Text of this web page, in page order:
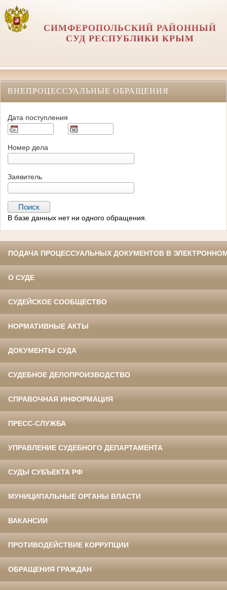
СИМФЕРОПОЛЬСКИЙ РАЙОННЫЙ
СУД РЕСПУБЛИКИ КРЫМ
ВНЕПРОЦЕССУАЛЬНЫЕ ОБРАЩЕНИЯ
Дата поступления
Номер дела
Заявитель
В базе данных нет ни одного обращения.
ПОДАЧА ПРОЦЕССУАЛЬНЫХ ДОКУМЕНТОВ В
О СУДЕ
СУДЕЙСКОЕ СООБЩЕСТВО
НОРМАТИВНЫЕ АКТЫ
ДОКУМЕНТЫ СУДА
СУДЕБНОЕ ДЕЛОПРОИЗВОДСТВО
СПРАВОЧНАЯ ИНФОРМАЦИЯ
ПРЕСС-СЛУЖБА
УПРАВЛЕНИЕ СУДЕБНОГО ДЕПАРТАМЕНТА
СУДЫ СУБЪЕКТА РФ
МУНИЦИПАЛЬНЫЕ ОРГАНЫ ВЛАСТИ
ВАКАНСИИ
ПРОТИВОДЕЙСТВИЕ КОРРУПЦИИ
ОБРАЩЕНИЯ ГРАЖДАН